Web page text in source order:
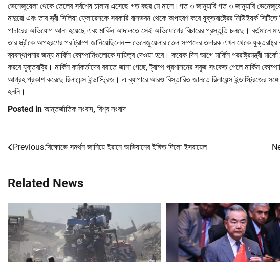
ভেনেজুয়েলা থেকে তেলের সর্বশেষ চালান এসেছে গত বছর মে মাসে।গত ৩ জানুয়ারি গত ৩ জানুয়ারি
মাদুরো এবং তার স্ত্রী সিলিয়া ফ্লোরেসকে সরকারি বাসভবন থেকে অপহরণ করে যুক্তরাষ্ট্রের নিউিইয়র্ক
পাচারের অভিযোগ আনা হয়েছে এবং মার্কিন আদালতে সেই অভিযোগের বিচারের প্রস্তুতি চলছে। বর্তমানে
তার স্ত্রীকে অপহরণের পর ট্রাম্প জানিয়েছিলেন— ভেনেজুয়েলার তেল সম্পদের তদারক এখন থেকে
ব্যবস্থাপনার জন্য মার্কিন কোম্পানিগুলোকে দায়িত্ব দেওয়া হবে। কয়েক দিন আগে মার্কিন পররাষ্ট্রমন্ত্রী
করবে যুক্তরাষ্ট্র। মার্কিন কর্মকর্তাদের বরাতে জানা গেছে, ট্রাম্প প্রশাসনের সবুজ সংকেত পেলে মার্কিন
আগ্রহ প্রকাশ করেছে রিলায়েন্স ইন্ডাস্ট্রিজ। এ ব্যাপারে আরও বিস্তারিত জানতে রিলায়েন্স ইন্ডাস্ট্রিজের
হননি।
Posted in আন্তর্জাতিক সংবাদ, বিশ্ব সংবাদ
Post
Previous:বিক্ষোভে সমর্থন জানিয়ে ইরানে অভিযানের ইঙ্গিত দিলো ইসরায়েল
Related News